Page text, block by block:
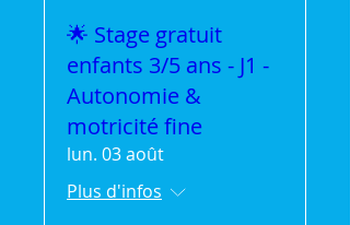
🌟 Stage gratuit
enfants 3/5 ans - J1 -
Autonomie &
motricité fine
lun. 03 août
Plus d'infos